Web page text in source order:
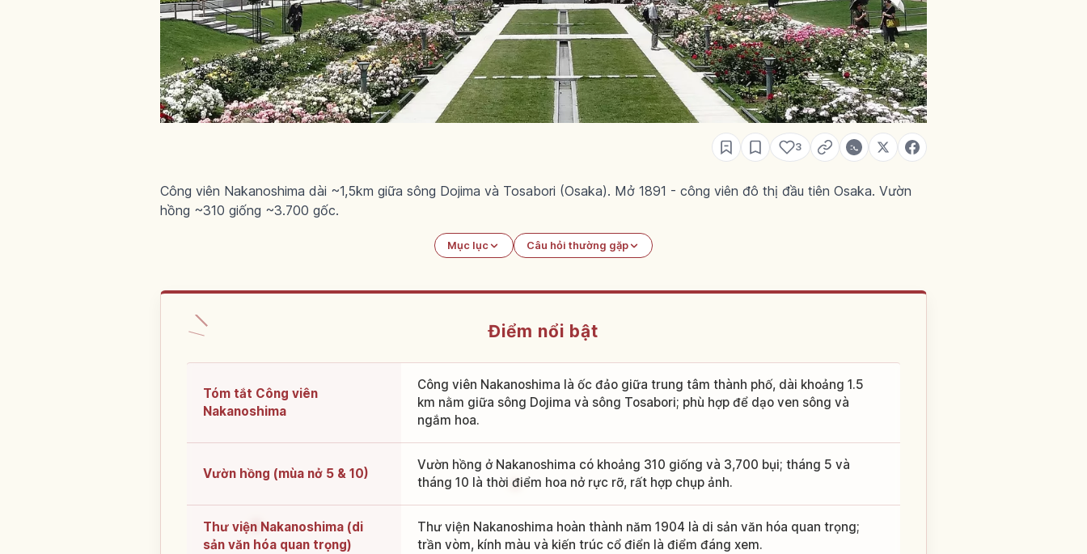
3
Công viên Nakanoshima dài ~1,5km giữa sông Dojima và Tosabori (Osaka). Mở 1891 - công viên đô thị đầu tiên Osaka. Vườn
hồng ~310 giống ~3.700 gốc.
Mục lục Câu hỏi thường gặp
Điểm nổi bật
Tóm tắt Công viên
Nakanoshima
Công viên Nakanoshima là ốc đảo giữa trung tâm thành phố, dài khoảng 1.5
km nằm giữa sông Dojima và sông Tosabori; phù hợp để dạo ven sông và
ngắm hoa.
Vườn hồng (mùa nở 5 & 10)
Vườn hồng ở Nakanoshima có khoảng 310 giống và 3,700 bụi; tháng 5 và
tháng 10 là thời điểm hoa nở rực rỡ, rất hợp chụp ảnh.
Thư viện Nakanoshima (di
sản văn hóa quan trọng)
Thư viện Nakanoshima hoàn thành năm 1904 là di sản văn hóa quan trọng;
trần vòm, kính màu và kiến trúc cổ điển là điểm đáng xem.